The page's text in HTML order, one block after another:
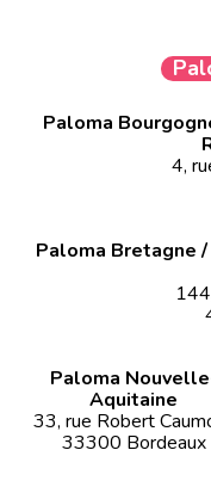
Paloma
4,
Paloma Bretagne
Paloma
Aquitaine
33, rue Robert
33300 Bordeaux